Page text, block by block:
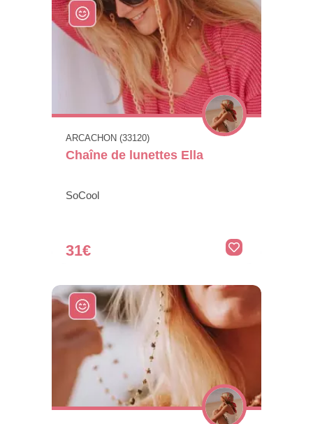
ARCACHON (33120)
Chaîne de lunettes Ella
SoCool
31€